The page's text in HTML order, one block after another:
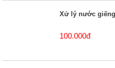
Xử lý nước
100.000đ